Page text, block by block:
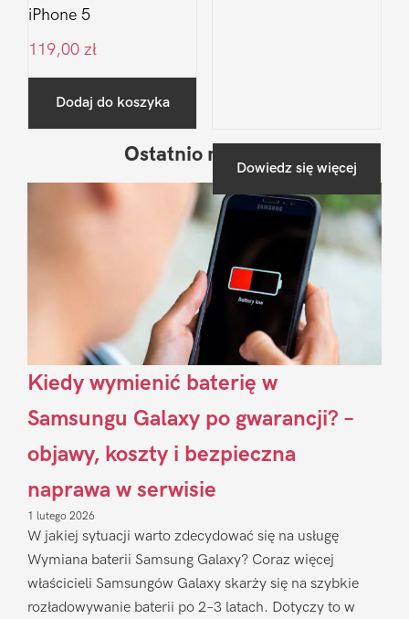
iPhone 5
119,00 zł
Dodaj do koszyka
Dowiedz się więcej
Sidebar
Ostatnio na blogu
Kiedy wymienić baterię w
Samsungu Galaxy po gwarancji? –
objawy, koszty i bezpieczna
naprawa w serwisie
1 lutego 2026
W jakiej sytuacji warto zdecydować się na usługę
Wymiana baterii Samsung Galaxy? Coraz więcej
właścicieli Samsungów Galaxy skarży się na szybkie
rozładowywanie baterii po 2–3 latach. Dotyczy to w